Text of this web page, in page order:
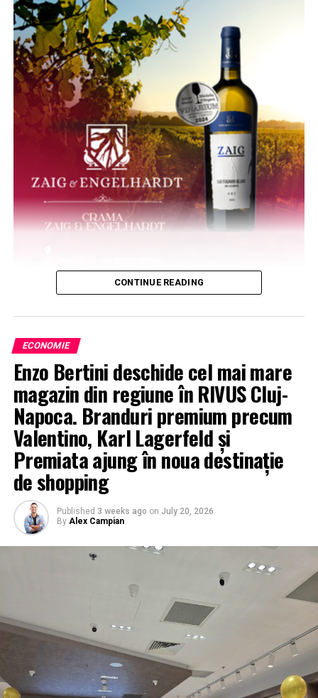
CONTINUE READING
ECONOMIE
Enzo Bertini deschide cel mai mare
magazin din regiune în RIVUS Cluj-
Napoca. Branduri premium precum
Valentino, Karl Lagerfeld și
Premiata ajung în noua destinație
de shopping
Published 3 weeks ago on July 20, 2026
By Alex Campian